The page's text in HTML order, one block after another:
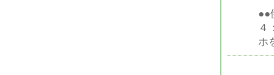
●●
４
ホ